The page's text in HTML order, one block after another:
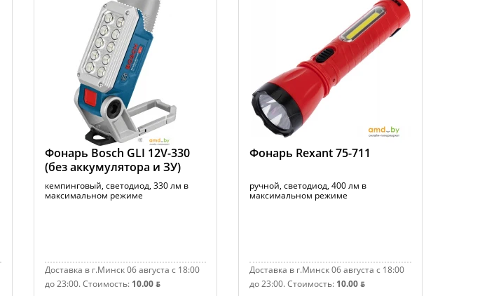
Фонарь Bosch GLI 12V-330
(без аккумулятора и ЗУ)
кемпинговый, светодиод, 330 лм в
максимальном режиме
Доставка в г.Минск 06 августа с 18:00
до 23:00.Стоимость: 10.00 ƃ
Фонарь Rexant 75-711
ручной, светодиод, 400 лм в
максимальном режиме
Доставка в г.Минск 06 августа с 18:00
до 23:00.Стоимость: 10.00 ƃ